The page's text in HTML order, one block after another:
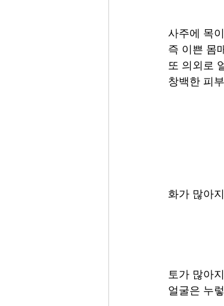
사주에 목
즉 이쁜 몸
또 의외로
창백한 피
화가 많아
토가 많아
얼굴은 누